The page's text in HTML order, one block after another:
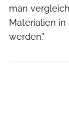
man
Materialien
werden."